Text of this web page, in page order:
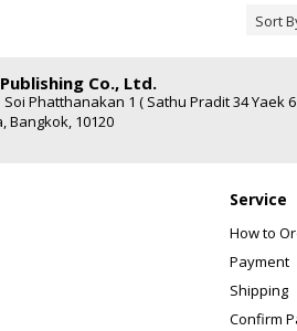
Sort
Co., Ltd.
Soi Phatthanakan 1 ( Sathu Pradit 34 Yaek
Bangkok, 10120
Service
How to
Payment
Shipping
Confirm